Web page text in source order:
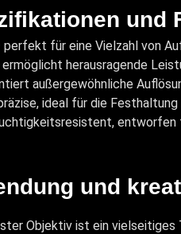
und
für eine Vielzahl von
ermöglicht herausragende
außergewöhnliche
ideal für die
entworfen
und
Objektiv ist ein